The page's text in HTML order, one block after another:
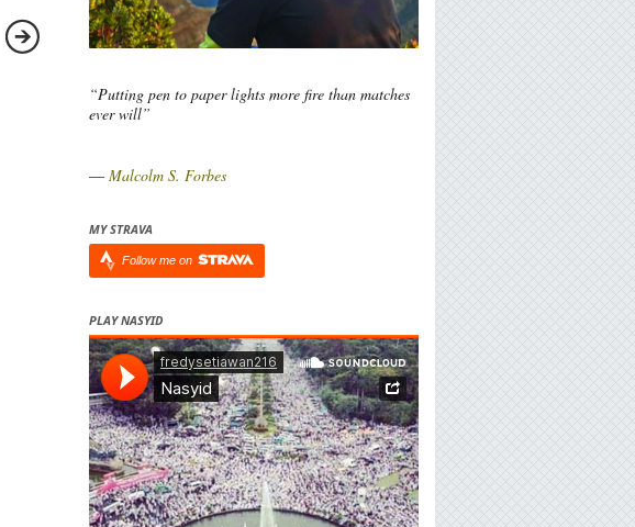
“Putting pen to paper lights more fire than matches
ever will”
― Malcolm S. Forbes
MY STRAVA
Follow me on
PLAY NASYID